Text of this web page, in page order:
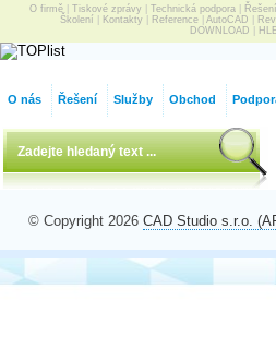
O firmě Tiskové zprávy Technická podpora Řešení
Školení
Kontakty Reference| AutoCAD
DOWNLOAD
O nás Řešení Služby Obchod
© Copyright 2026 CAD Studio s.r.o.